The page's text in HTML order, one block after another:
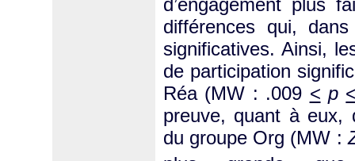
d’engagement plus
différences qui,
significatives. Ainsi,
de participation
Réa (MW : .009 < p
preuve, quant à eux,
du groupe Org (MW :